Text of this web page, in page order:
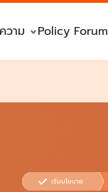
วาม Policy Forum
เริ่มนโยบาย